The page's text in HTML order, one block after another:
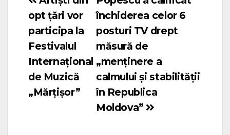
în
articole
închiderea celor 6
posturi TV drept
măsură de
„menținere a
calmului și stabilității
în Republica
Moldova”
opt țări vor
participa la
Festivalul
Internațional
de Muzică
„Mărțișor”